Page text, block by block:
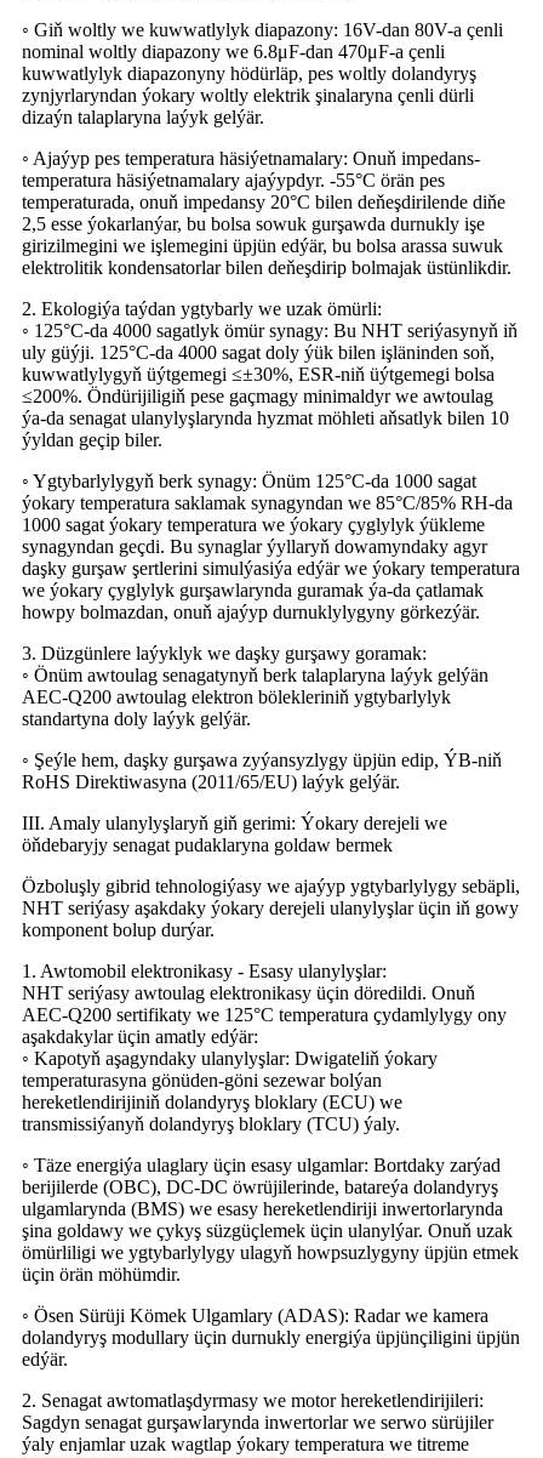
◦ Giň woltly we kuwwatlylyk diapazony: 16V-dan 80V-a çenli
nominal woltly diapazony we 6.8μF-dan 470μF-a çenli
kuwwatlylyk diapazonyny hödürläp, pes woltly dolandyryş
zynjyrlaryndan ýokary woltly elektrik şinalaryna çenli dürli
dizaýn talaplaryna laýyk gelýär.
◦ Ajaýyp pes temperatura häsiýetnamalary: Onuň impedans-
temperatura häsiýetnamalary ajaýypdyr. -55°C örän pes
temperaturada, onuň impedansy 20°C bilen deňeşdirilende diňe
2,5 esse ýokarlanýar, bu bolsa sowuk gurşawda durnukly işe
girizilmegini we işlemegini üpjün edýär, bu bolsa arassa suwuk
elektrolitik kondensatorlar bilen deňeşdirip bolmajak üstünlikdir.
2. Ekologiýa taýdan ygtybarly we uzak ömürli:
◦ 125°C-da 4000 sagatlyk ömür synagy: Bu NHT seriýasynyň iň
uly güýji. 125°C-da 4000 sagat doly ýük bilen işläninden soň,
kuwwatlylygyň üýtgemegi ≤±30%, ESR-niň üýtgemegi bolsa
≤200%. Öndürijiligiň pese gaçmagy minimaldyr we awtoulag
ýa-da senagat ulanylyşlarynda hyzmat möhleti aňsatlyk bilen 10
ýyldan geçip biler.
◦ Ygtybarlylygyň berk synagy: Önüm 125°C-da 1000 sagat
ýokary temperatura saklamak synagyndan we 85°C/85% RH-da
1000 sagat ýokary temperatura we ýokary çyglylyk ýükleme
synagyndan geçdi. Bu synaglar ýyllaryň dowamyndaky agyr
daşky gurşaw şertlerini simulýasiýa edýär we ýokary temperatura
we ýokary çyglylyk gurşawlarynda guramak ýa-da çatlamak
howpy bolmazdan, onuň ajaýyp durnuklylygyny görkezýär.
3. Düzgünlere laýyklyk we daşky gurşawy goramak:
◦ Önüm awtoulag senagatynyň berk talaplaryna laýyk gelýän
AEC-Q200 awtoulag elektron bölekleriniň ygtybarlylyk
standartyna doly laýyk gelýär.
◦ Şeýle hem, daşky gurşawa zyýansyzlygy üpjün edip, ÝB-niň
RoHS Direktiwasyna (2011/65/EU) laýyk gelýär.
III. Amaly ulanylyşlaryň giň gerimi: Ýokary derejeli we
öňdebaryjy senagat pudaklaryna goldaw bermek
Özboluşly gibrid tehnologiýasy we ajaýyp ygtybarlylygy sebäpli,
NHT seriýasy aşakdaky ýokary derejeli ulanylyşlar üçin iň gowy
komponent bolup durýar.
1. Awtomobil elektronikasy - Esasy ulanylyşlar:
NHT seriýasy awtoulag elektronikasy üçin döredildi. Onuň
AEC-Q200 sertifikaty we 125°C temperatura çydamlylygy ony
aşakdakylar üçin amatly edýär:
◦ Kapotyň aşagyndaky ulanylyşlar: Dwigateliň ýokary
temperaturasyna gönüden-göni sezewar bolýan
hereketlendirijiniň dolandyryş bloklary (ECU) we
transmissiýanyň dolandyryş bloklary (TCU) ýaly.
◦ Täze energiýa ulaglary üçin esasy ulgamlar: Bortdaky zarýad
berijilerde (OBC), DC-DC öwrüjilerinde, batareýa dolandyryş
ulgamlarynda (BMS) we esasy hereketlendiriji inwertorlarynda
şina goldawy we çykyş süzgüçlemek üçin ulanylýar. Onuň uzak
ömürliligi we ygtybarlylygy ulagyň howpsuzlygyny üpjün etmek
üçin örän möhümdir.
◦ Ösen Sürüji Kömek Ulgamlary (ADAS): Radar we kamera
dolandyryş modullary üçin durnukly energiýa üpjünçiligini üpjün
edýär.
2. Senagat awtomatlaşdyrmasy we motor hereketlendirijileri:
Sagdyn senagat gurşawlarynda inwertorlar we serwo sürüjiler
ýaly enjamlar uzak wagtlap ýokary temperatura we titreme